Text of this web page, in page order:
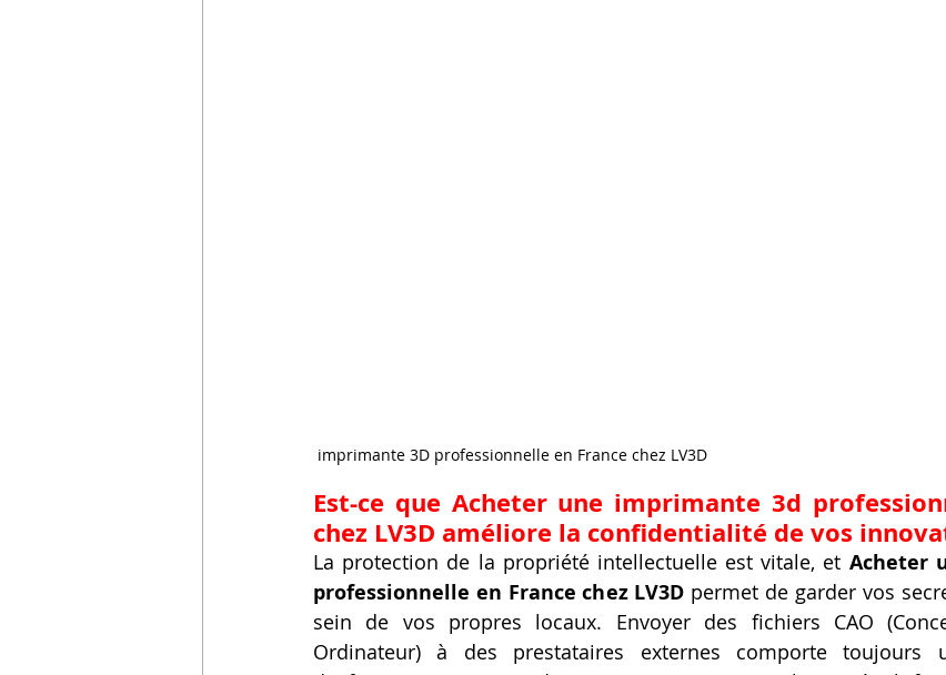
imprimante 3D professionnelle en France chez LV3D
Est-ce que Acheter une imprimante 3d
chez LV3D améliore la confidentialité de vos
La protection de la propriété intellectuelle est vitale, et Acheter
professionnelle en France chez LV3D permet de garder vos
sein de vos propres locaux. Envoyer des fichiers CAO
Ordinateur) à des prestataires externes comporte